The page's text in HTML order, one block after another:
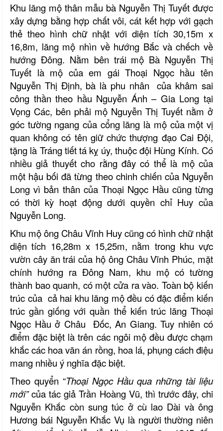
Khu lăng mộ thân mẫu bà Nguyễn Thị Tuyết được
xây dựng bằng hợp chất vôi, cát kết hợp với gạch
thẻ theo hình chữ nhật với diện tích 30,15m x
16,8m, lăng mộ nhìn về hướng Bắc và chếch về
hướng Đông. Nằm bên trái mộ Bà Nguyễn Thị
Tuyết là mộ của em gái Thoại Ngọc hầu tên
Nguyễn Thị Định, bà là phu nhân của khâm sai
công thần theo hầu Nguyễn Ánh – Gia Long tại
Vọng Các, bên phải mộ Nguyễn Thị Tuyết nằm ở
góc tường ngang của cổng lăng là mộ của một vị
quan không có tên giữ chức thượng đạo Cai Đội,
tặng là Tráng tiết tá kỵ úy, thuộc đội Hùng Kính. Có
nhiều giả thuyết cho rằng đây có thể là mộ của
một hậu bối đã từng theo chinh chiến của Nguyễn
Long vì bản thân của Thoại Ngọc Hầu cũng từng
có thời kỳ hoạt động dưới quyền chỉ Huy của
Nguyễn Long.
Khu mộ ông Châu Vĩnh Huy cũng có hình chữ nhật
diện tích 16,28m x 15,25m, nằm trong khu vực
vườn cây ăn trái của hộ ông Châu Vĩnh Phúc, mặt
chính hướng ra Đông Nam, khu mộ có tường
thành bao quanh, có một cửa ra vào. Toàn bộ kiến
trúc của cả hai khu lăng mộ đều có đặc điểm kiến
trúc gần giống với quần thể kiến trúc lăng Thoại
Ngọc Hầu ở Châu Đốc, An Giang. Tuy nhiên có
điểm đặc biệt là trên các ngôi mộ đều được chạm
khắc các hoa văn án rồng, hoa lá, phụng cách điệu
mang nhiều ý nghĩa đặc biệt.
Theo quyển “Thoại Ngọc Hầu qua những tài liệu
mới”của tác giả Trần Hoàng Vũ, thì trước đây, chi
Nguyễn Khắc còn sung túc ở cù lao Dài và ông
Hương bái Nguyễn Khắc Vụ là người thường niên